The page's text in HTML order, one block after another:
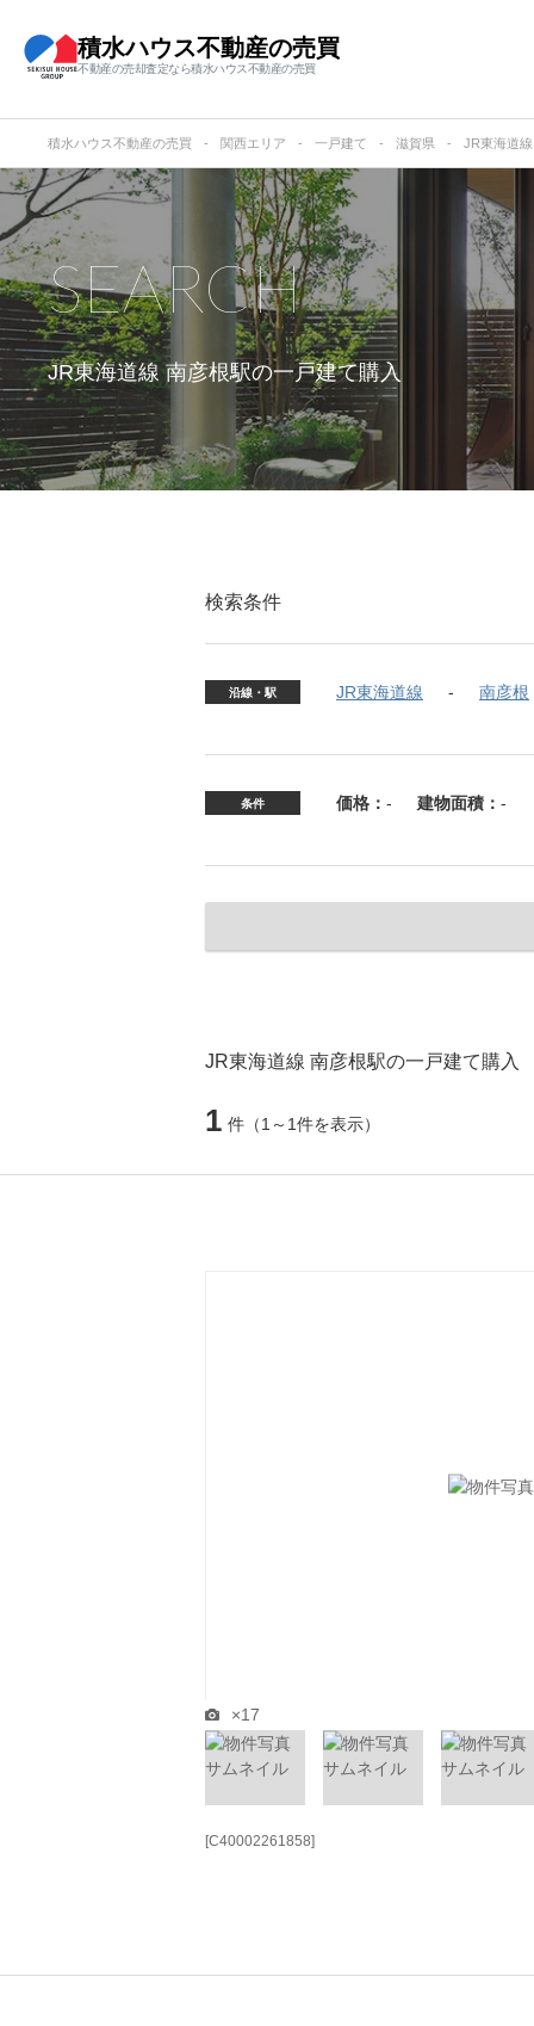
積水ハウス不動産の売買
不動産の売却査定なら積水ハウス不動産の売買
積水ハウス不動産の売買 関西エリア 一戸建て 滋賀県 JR東海道線
JR東海道線 南彦根駅の一戸建て購入
SEARCH
検索条件
沿線・駅 JR東海道線 南彦根
条件 価格： - 建物面積： -
JR東海道線 南彦根駅の一戸建て購入
1 件 （1～1件を表示）
×17
[C40002261858]